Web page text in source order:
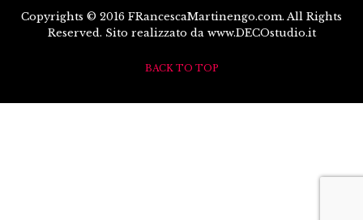
Copyrights © 2016 FRancescaMartinengo.com. All Rights
Reserved. Sito realizzato da www.DECOstudio.it
BACK TO TOP